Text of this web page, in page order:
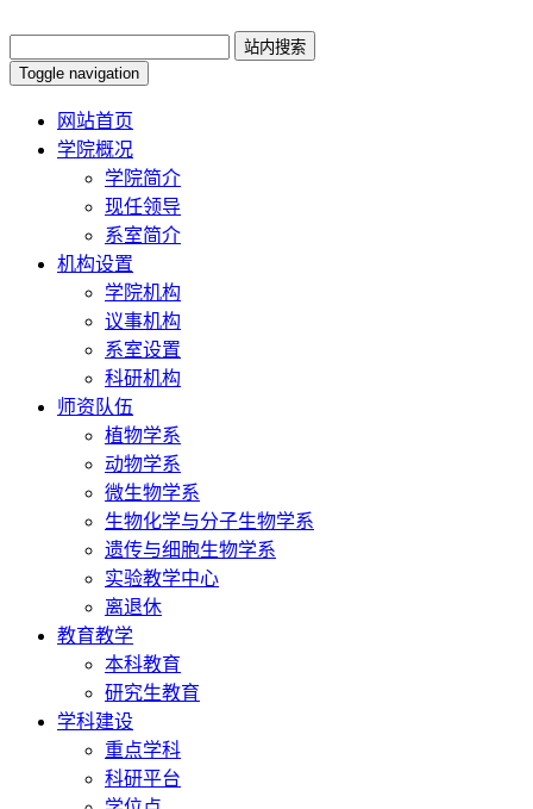
Toggle navigation
网站首页
学院概况
学院简介
现任领导
系室简介
机构设置
学院机构
议事机构
系室设置
科研机构
师资队伍
植物学系
动物学系
微生物学系
生物化学与分子生物学系
遗传与细胞生物学系
实验教学中心
离退休
教育教学
本科教育
研究生教育
学科建设
重点学科
科研平台